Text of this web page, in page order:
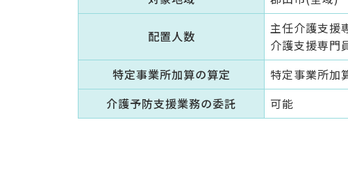
配置人数
主任介護支援
介護支援専門
特定事業所加算の算定
特定事業所加
介護予防支援業務の委託
可能